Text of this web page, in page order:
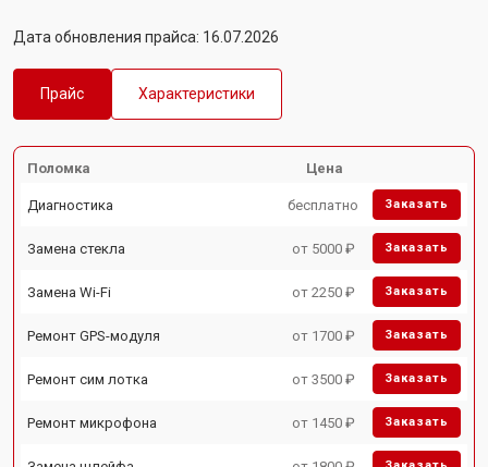
Дата обновления прайса: 16.07.2026
Прайс Характеристики
Поломка Цена
Диагностика бесплатно Заказать
Замена стекла от 5000 ₽ Заказать
Замена Wi-Fi от 2250 ₽ Заказать
Ремонт GPS-модуля от 1700 ₽ Заказать
Ремонт сим лотка от 3500 ₽ Заказать
Ремонт микрофона от 1450 ₽ Заказать